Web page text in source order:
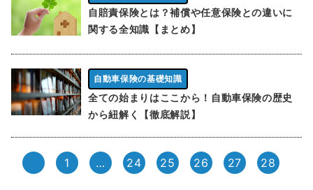
自賠責保険とは？補償や任意保険との違いに
関する全知識【まとめ】
自動車保険の基礎知識
全ての始まりはここから！自動車保険の歴史
から紐解く【徹底解説】
1 … 24 25 26 27 28